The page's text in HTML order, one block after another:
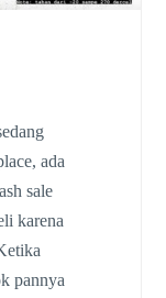
ada
sale
karena
pannya